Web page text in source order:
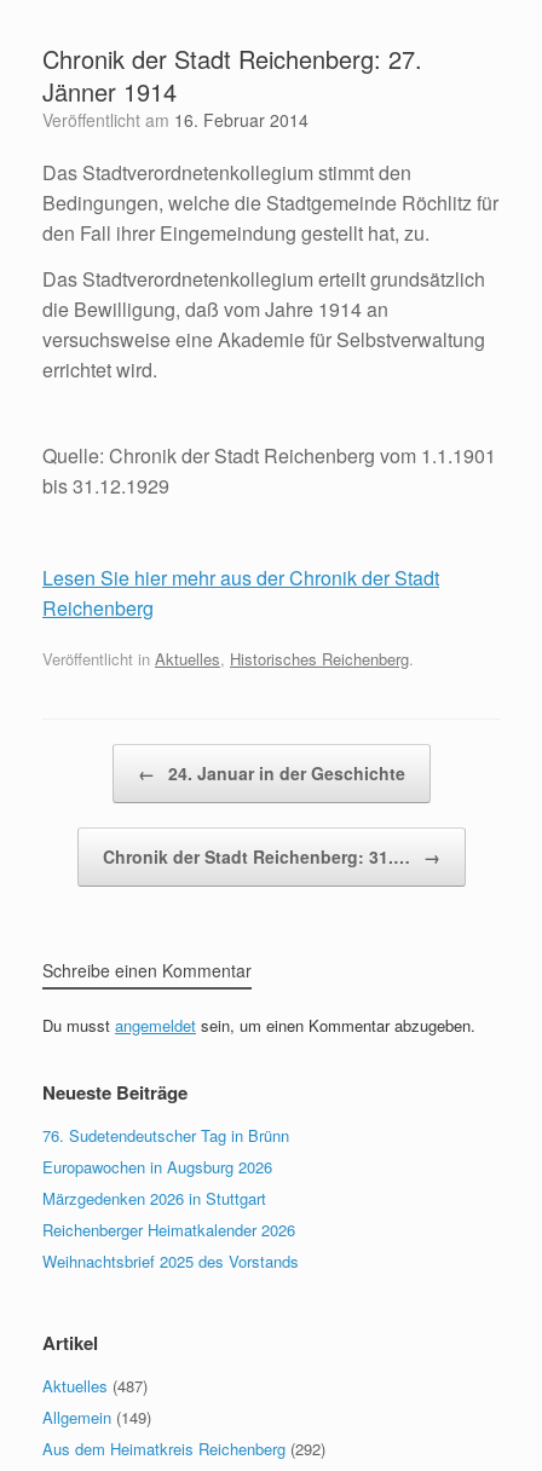
springenChronik der Stadt Reichenberg: 27.
Jänner 1914
Veröffentlicht am 16. Februar 2014
Das Stadtverordnetenkollegium stimmt den
Bedingungen, welche die Stadtgemeinde Röchlitz für
den Fall ihrer Eingemeindung gestellt hat, zu.
Das Stadtverordnetenkollegium erteilt grundsätzlich
die Bewilligung, daß vom Jahre 1914 an
versuchsweise eine Akademie für Selbstverwaltung
errichtet wird.
Quelle: Chronik der Stadt Reichenberg vom 1.1.1901
bis 31.12.1929
Lesen Sie hier mehr aus der Chronik der Stadt
Reichenberg
Veröffentlicht in Aktuelles, Historisches Reichenberg.
← 24. Januar in der Geschichte
Chronik der Stadt Reichenberg: 31.… →
Schreibe einen Kommentar
Du musst angemeldet sein, um einen Kommentar abzugeben.
Neueste Beiträge
76. Sudetendeutscher Tag in Brünn
Europawochen in Augsburg 2026
Märzgedenken 2026 in Stuttgart
Reichenberger Heimatkalender 2026
Weihnachtsbrief 2025 des Vorstands
Artikel
Aktuelles (487)
Allgemein (149)
Aus dem Heimatkreis Reichenberg (292)